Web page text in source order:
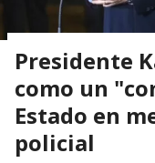
Presidente
como un
Estado en
policial